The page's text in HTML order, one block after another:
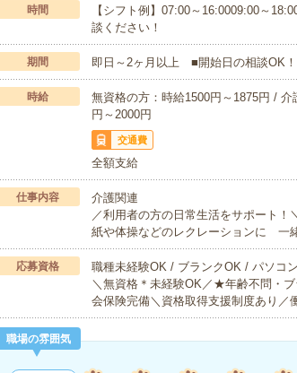
時間
【シフト例】07:00～16:0009:00～
談ください！
期間 即日～2ヶ月以上 ■開始日の相談OK！
時給
無資格の方：時給1500円～1875円 /
円～2000円
交通費
全額支給
仕事内容
介護関連
／利用者の方の日常生活をサポート
紙や体操などのレクレーションに 一
応募資格
職種未経験OK / ブランクOK / パソコ
＼無資格＊未経験OK／★年齢不問・
会保険完備＼資格取得支援制度あり／
職場の雰囲気